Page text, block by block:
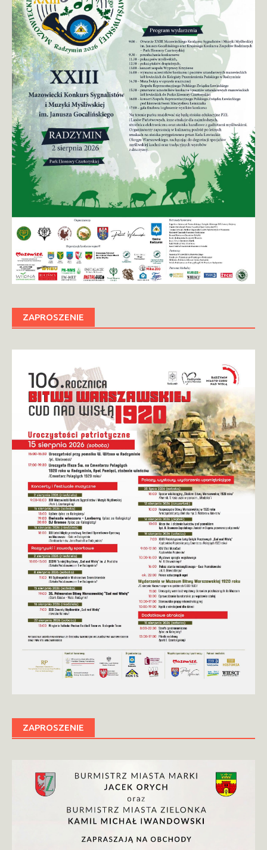
ZAPROSZENIE
ZAPROSZENIE